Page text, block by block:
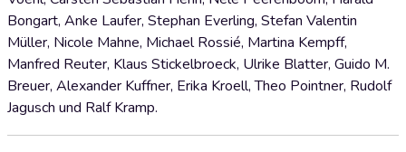
Bongart, Anke Laufer, Stephan Everling, Stefan Valentin
Müller, Nicole Mahne, Michael Rossié, Martina Kempff,
Manfred Reuter, Klaus Stickelbroeck, Ulrike Blatter, Guido M.
Breuer, Alexander Kuffner, Erika Kroell, Theo Pointner, Rudolf
Jagusch und Ralf Kramp.